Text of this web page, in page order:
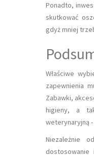
Ponadto,
skutkować
gdyż mniej
Właściwe
zapewnienia
Zabawki,
higieny, a
weterynaryjną
Niezależnie